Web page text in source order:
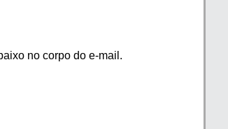
no corpo do e-mail.